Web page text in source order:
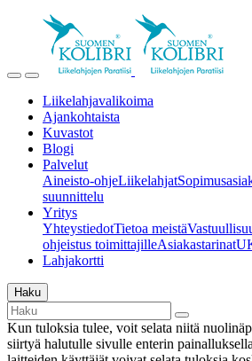
Liikelahjavalikoima
Ajankohtaista
Kuvastot
Blogi
Palvelut
Aineisto-ohjeLiikelahjat
suunnittelu
Yritys
YhteystiedotTietoa meistä
ohjeistus toimittajilleAsiakastarinat
Lahjakortti
Haku
Kun tuloksia tulee, voit selata niitä
siirtyä halutulle sivulle enterin